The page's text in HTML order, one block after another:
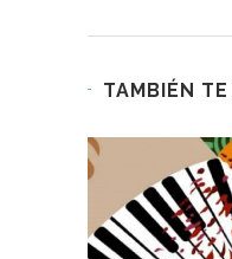
TAMBIÉN